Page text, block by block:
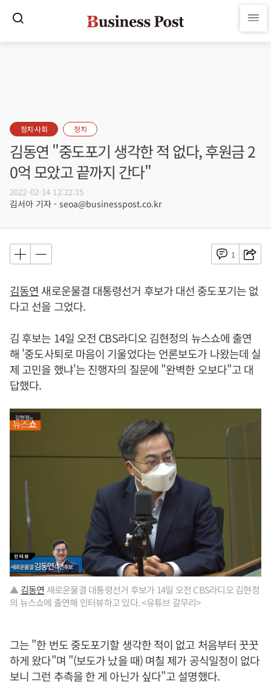
정치·사회 정치
김동연 "중도포기 생각한 적 없다, 후원금 2
0억 모았고 끝까지 간다"
2022-02-14 12:22:15
김서아 기자 - seoa@businesspost.co.kr
1
김동연 새로운물결 대통령선거 후보가 대선 중도포기는 없
다고 선을 그었다.
김 후보는 14일 오전 CBS라디오 김현정의 뉴스쇼에 출연
해 '중도사퇴로 마음이 기울었다는 언론보도가 나왔는데 실
제 고민을 했냐'는 진행자의 질문에 "완벽한 오보다"고 대
답했다.
▲ 김동연 새로운물결 대통령선거 후보가 14일 오전 CBS라디오 김현정
의 뉴스쇼에 출연해 인터뷰하고 있다. <유튜브 갈무리>
그는 "한 번도 중도포기할 생각한 적이 없고 처음부터 꿋꿋
하게 왔다"며 "(보도가 났을 때) 며칠 제가 공식일정이 없다
보니 그런 추측을 한 게 아닌가 싶다"고 설명했다.